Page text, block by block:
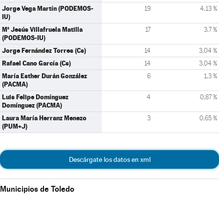
Jorge Vega Martín (PODEMOS-
IU)
19 4,13 %
Mª Jesús Villafruela Matilla
(PODEMOS-IU)
17 3,7 %
Jorge Fernández Torres (Cs) 14 3,04 %
Rafael Cano García (Cs) 14 3,04 %
María Esther Durán González
(PACMA)
6 1,3 %
Luis Felipe Domínguez
Domínguez (PACMA)
4 0,87 %
Laura María Herranz Menezo
(PUM+J)
3 0,65 %
Descárgate los datos en xml
Municipios de Toledo